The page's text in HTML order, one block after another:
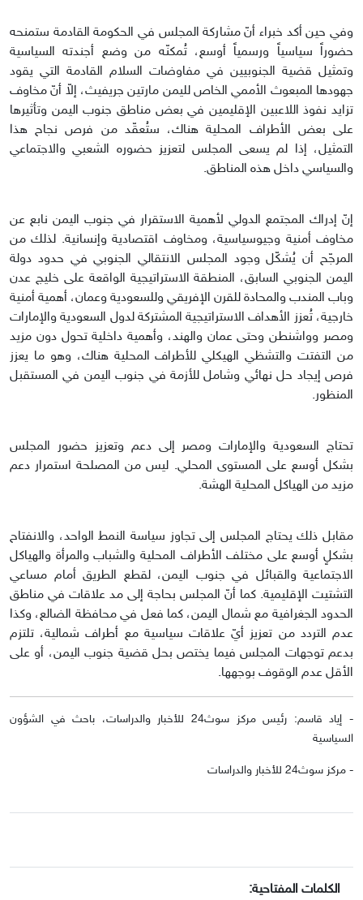
وفي حين أكد خبراء أنّ مشاركة المجلس في الحكومة القادمة ستمنحه
حضوراً سياسياً ورسمياً أوسع، تُمكنّه من وضع أجندته السياسية
وتمثيل قضية الجنوبيين في مفاوضات السلام القادمة التي يقود
جهودها المبعوث الأممي الخاص لليمن مارتين جريفيث، إلاّ أنّ مخاوف
تزايد نفوذ اللاعبين الإقليمين في بعض مناطق جنوب اليمن وتأثيرها
على بعض الأطراف المحلية هناك، ستُعقّد من فرص نجاح هذا
التمثيل، إذا لم يسعى المجلس لتعزيز حضوره الشعبي والاجتماعي
والسياسي داخل هذه المناطق.
إنّ إدراك المجتمع الدولي لأهمية الاستقرار في جنوب اليمن نابع عن
مخاوف أمنية وجيوسياسية، ومخاوف اقتصادية وإنسانية. لذلك من
المرجّح أن يُشكّل وجود المجلس الانتقالي الجنوبي في حدود دولة
اليمن الجنوبي السابق، المنطقة الاستراتيجية الواقعة على خليج عدن
وباب المندب والمحادة للقرن الإفريقي وللسعودية وعمان، أهمية أمنية
خارجية، تُعزز الأهداف الاستراتيجية المشتركة لدول السعودية والإمارات
ومصر وواشنطن وحتى عمان والهند، وأهمية داخلية تحول دون مزيد
من التفتت والتشظي الهيكلي للأطراف المحلية هناك، وهو ما يعزز
فرص إيجاد حل نهائي وشامل للأزمة في جنوب اليمن في المستقبل
المنظور.
تحتاج السعودية والإمارات ومصر إلى دعم وتعزيز حضور المجلس
بشكل أوسع على المستوى المحلي. ليس من المصلحة استمرار دعم
مزيد من الهياكل المحلية الهشة.
مقابل ذلك يحتاج المجلس إلى تجاوز سياسة النمط الواحد، والانفتاح
بشكلٍ أوسع على مختلف الأطراف المحلية والشباب والمرأة والهياكل
الاجتماعية والقبائل في جنوب اليمن، لقطع الطريق أمام مساعي
التشتيت الإقليمية. كما أنّ المجلس بحاجة إلى مد علاقات في مناطق
الحدود الجغرافية مع شمال اليمن، كما فعل في محافظة الضالع، وكذا
عدم التردد من تعزيز أيّ علاقات سياسية مع أطراف شمالية، تلتزم
بدعم توجهات المجلس فيما يختص بحل قضية جنوب اليمن، أو على
الأقل عدم الوقوف بوجهها.
- إياد قاسم: رئيس مركز سوث24 للأخبار والدراسات، باحث في الشؤون
السياسية
- مركز سوث24 للأخبار والدراسات
الكلمات المفتاحية: